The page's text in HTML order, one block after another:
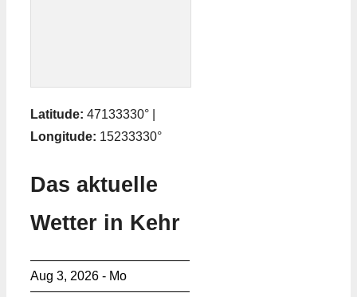
Latitude: 47133330° |
Longitude: 15233330°
Das aktuelle
Wetter in Kehr
Aug 3, 2026 - Mo